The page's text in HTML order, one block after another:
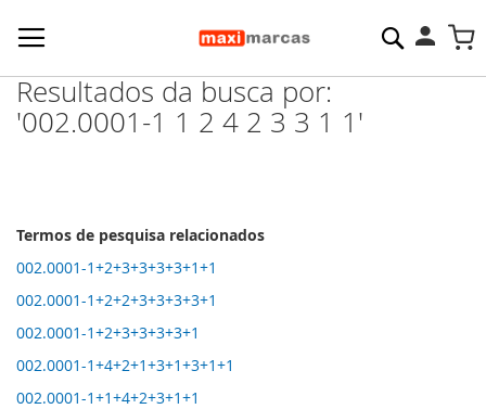
Pesquisa
Resultados da busca por:
'002.0001-1 1 2 4 2 3 3 1 1'
Termos de pesquisa relacionados
002.0001-1+2+3+3+3+3+1+1
002.0001-1+2+2+3+3+3+3+1
002.0001-1+2+3+3+3+3+1
002.0001-1+4+2+1+3+1+3+1+1
002.0001-1+1+4+2+3+1+1